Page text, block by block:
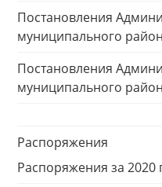
Постановления
муниципального
Постановления
муниципального
Распоряжения
Распоряжения за 2020